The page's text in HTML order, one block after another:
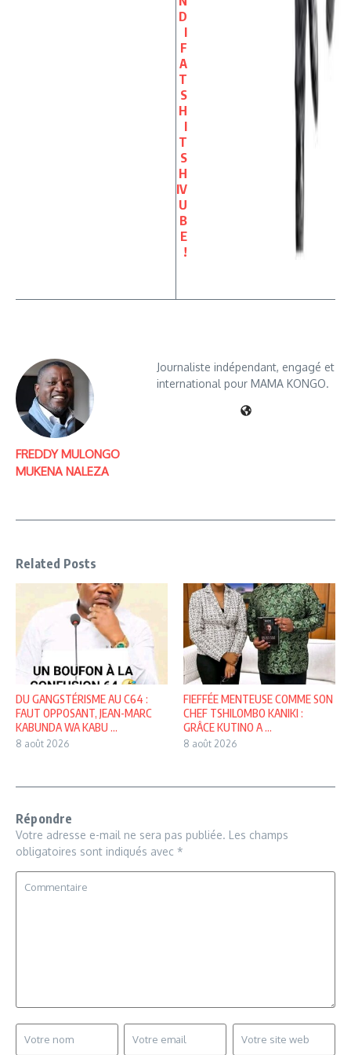
D
I
F
A
T
S
H
I
T
S
H
IV
U
B
E
!
FREDDY MULONGO
MUKENA NALEZA
Journaliste indépendant, engagé et
international pour MAMA KONGO.
Related Posts
DU GANGSTÉRISME AU C64 :
FAUT OPPOSANT, JEAN-MARC
KABUNDA WA KABU ...
8 août 2026
FIEFFÉE MENTEUSE COMME SON
CHEF TSHILOMBO KANIKI :
GRÂCE KUTINO A ...
8 août 2026
Répondre
Votre adresse e-mail ne sera pas publiée. Les champs
obligatoires sont indiqués avec *